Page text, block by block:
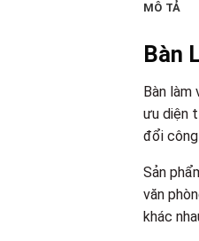
MÔ TẢ
Bàn
Bàn
ưu diện
đổi công
Sản
văn
khác